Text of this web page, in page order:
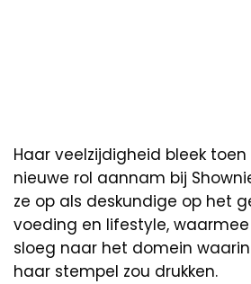
Haar veelzijdigheid bleek toen
nieuwe rol aannam bij
ze op als deskundige op het
voeding en lifestyle,
sloeg naar het domein
haar stempel zou drukken.